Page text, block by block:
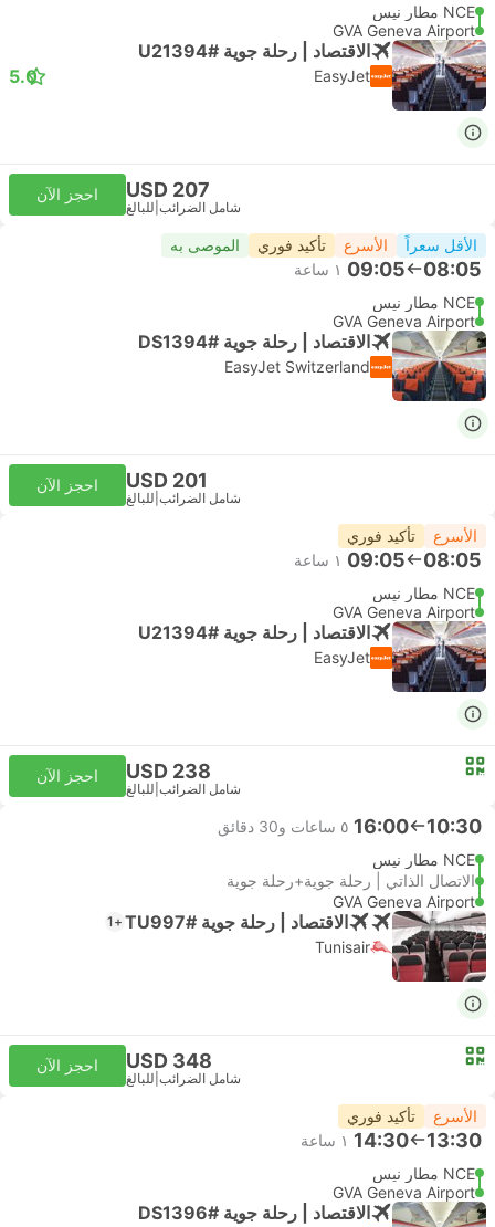
NCE مطار نيس
GVA Geneva Airport
الاقتصاد | رحلة جوية #U21394
EasyJet
5.0
USD 207
شامل الضرائب للبالغ
احجز الآن
الأقل سعراً الأسرع تأكيد فوري الموصى به
08:05
09:05 ١ ساعة
NCE مطار نيس
GVA Geneva Airport
الاقتصاد | رحلة جوية #DS1394
EasyJet Switzerland
USD 201
شامل الضرائب للبالغ
احجز الآن
الأسرع تأكيد فوري
08:05
09:05 ١ ساعة
NCE مطار نيس
GVA Geneva Airport
الاقتصاد | رحلة جوية #U21394
EasyJet
USD 238
شامل الضرائب للبالغ
احجز الآن
10:30
16:00 ٥ ساعات و‫30 دقائق
NCE مطار نيس
الاتصال الذاتي | رحلة جوية+رحلة جوية
GVA Geneva Airport
الاقتصاد | رحلة جوية #TU997 +1
Tunisair
USD 348
شامل الضرائب للبالغ
احجز الآن
الأسرع تأكيد فوري
13:30
14:30 ١ ساعة
NCE مطار نيس
GVA Geneva Airport
الاقتصاد | رحلة جوية #DS1396